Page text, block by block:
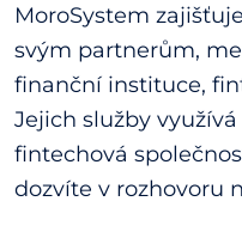
MoroSystem
svým partnerům,
finanční instituce,
Jejich služby
fintechová
dozvíte v rozhovoru